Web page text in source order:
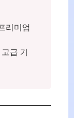
리미엄
급 기